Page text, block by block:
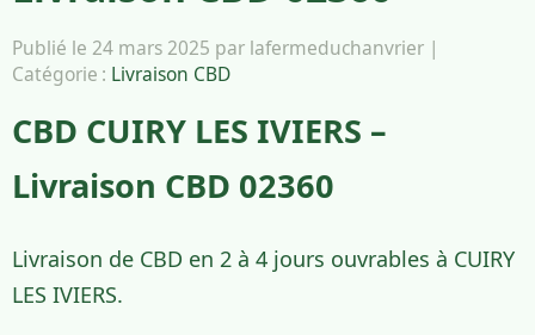
Publié le 24 mars 2025 par lafermeduchanvrier |
Catégorie : Livraison CBD
CBD CUIRY LES IVIERS –
Livraison CBD 02360
Livraison de CBD en 2 à 4 jours ouvrables à CUIRY
LES IVIERS.